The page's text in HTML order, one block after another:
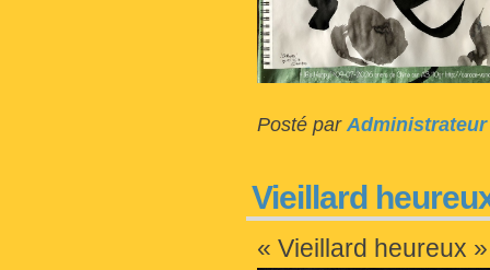
Posté par Administrateur
Vieillard
« Vieillard heureux